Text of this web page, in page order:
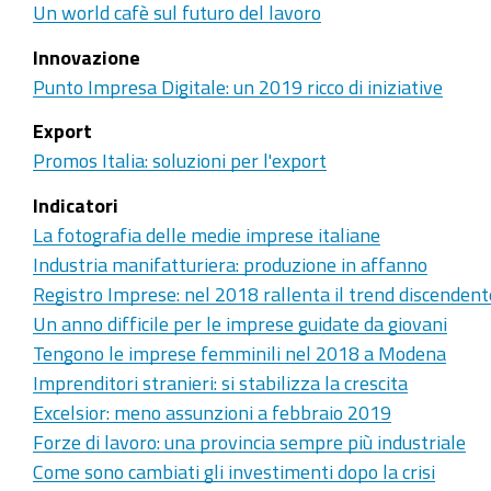
Un world cafè sul futuro del lavoro
Innovazione
Punto Impresa Digitale: un 2019 ricco di iniziative
Export
Promos Italia: soluzioni per l'export
Indicatori
La fotografia delle medie imprese italiane
Industria manifatturiera: produzione in affanno
Registro Imprese: nel 2018 rallenta il trend
Un anno difficile per le imprese guidate da giovani
Tengono le imprese femminili nel 2018 a Modena
Imprenditori stranieri: si stabilizza la crescita
Excelsior: meno assunzioni a febbraio 2019
Forze di lavoro: una provincia sempre più industriale
Come sono cambiati gli investimenti dopo la crisi